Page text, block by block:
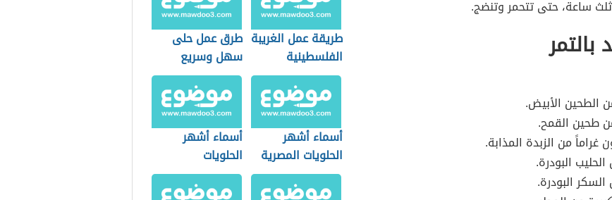
ساعة، حتى تتحمر وتنضج.
الأبيض.
طحين القمح.
من الزبدة المذابة.
البودرة.
البودرة.
طريقة عمل الغريبة
الفلسطينية
طرق عمل حلى
سهل وسريع
أسماء أشهر
الحلويات المصرية
أسماء أشهر
الحلويات
الفلسطينية